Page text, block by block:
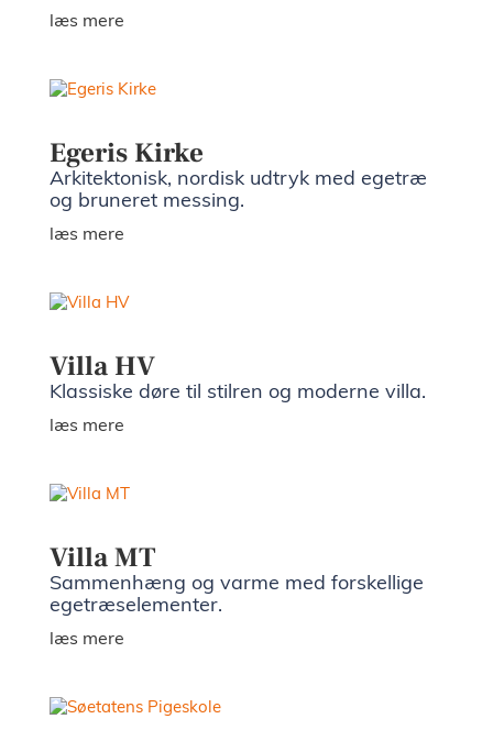
læs mere
Egeris Kirke
Arkitektonisk, nordisk udtryk med egetræ
og bruneret messing.
læs mere
Villa HV
Klassiske døre til stilren og moderne villa.
læs mere
Villa MT
Sammenhæng og varme med forskellige
egetræselementer.
læs mere